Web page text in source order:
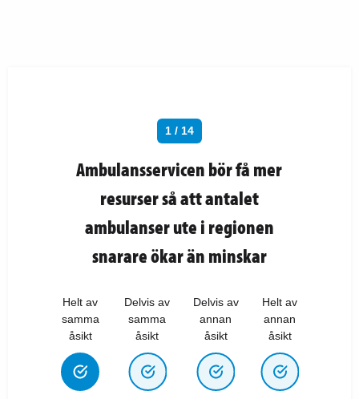
1 / 14
Ambulansservicen bör få mer
resurser så att antalet
ambulanser ute i regionen
snarare ökar än minskar
Helt av
samma
åsikt
Delvis av
samma
åsikt
Delvis av
annan
åsikt
Helt av
annan
åsikt